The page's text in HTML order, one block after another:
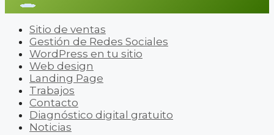
Sitio de ventas
Gestión de Redes Sociales
WordPress en tu sitio
Web design
Landing Page
Trabajos
Contacto
Diagnóstico digital gratuito
Noticias